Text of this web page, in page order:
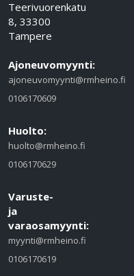
Teerivuorenkatu
8, 33300
Tampere
Ajoneuvomyynti:
ajoneuvomyynti@rmheino.fi
0106170609
Huolto:
huolto@rmheino.fi
0106170629
Varuste-
ja
varaosamyynti:
myynti@rmheino.fi
0106170619